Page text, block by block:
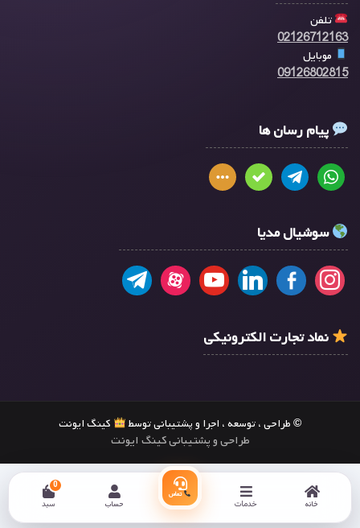
خانه خدمات
تماس
حساب سبد
0
تلفن
02126712163
موبایل
09126802815
پیام رسان ها
سوشیال مدیا
نماد تجارت الکترونیکی
© طراحی ، توسعه ، اجرا و پشتیبانی توسط کینگ ایونت
طراحی و پشتیبانی کینگ ایونت